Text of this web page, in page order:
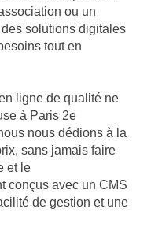
ou un
solutions digitales
tout en
ligne de qualité ne
à Paris 2e
nous dédions à la
sans jamais faire
et le
conçus avec un CMS
de gestion et une